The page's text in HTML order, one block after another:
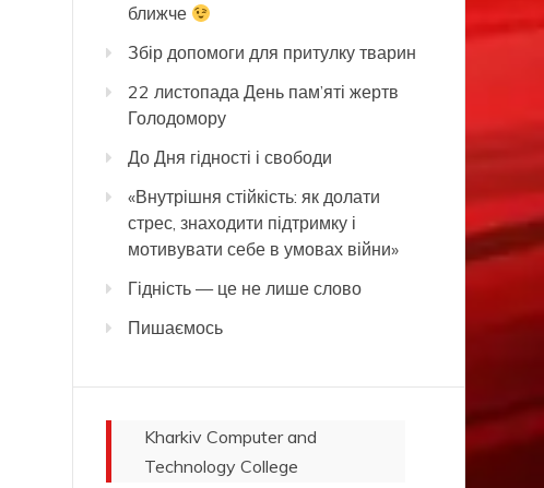
ближче
Збір допомоги для притулку тварин
22 листопада День пам’яті жертв
Голодомору
До Дня гідності і свободи
«Внутрішня стійкість: як долати
стрес, знаходити підтримку і
мотивувати себе в умовах війни»
Гідність — це не лише слово
Пишаємось
Kharkiv Computer and
Technology College